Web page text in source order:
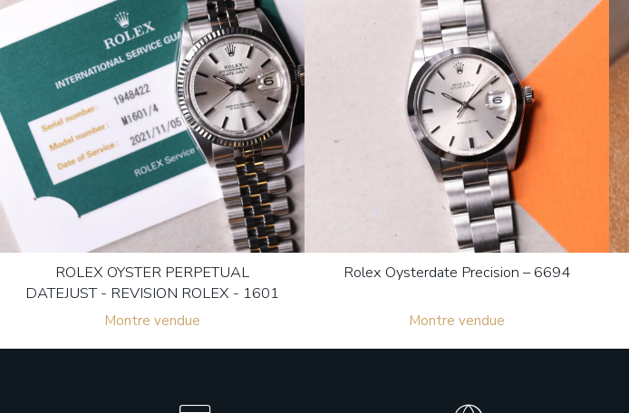
ROLEX OYSTER PERPETUAL
DATEJUST - REVISION ROLEX - 1601
Montre vendue
Rolex Oysterdate Precision – 6694
Montre vendue